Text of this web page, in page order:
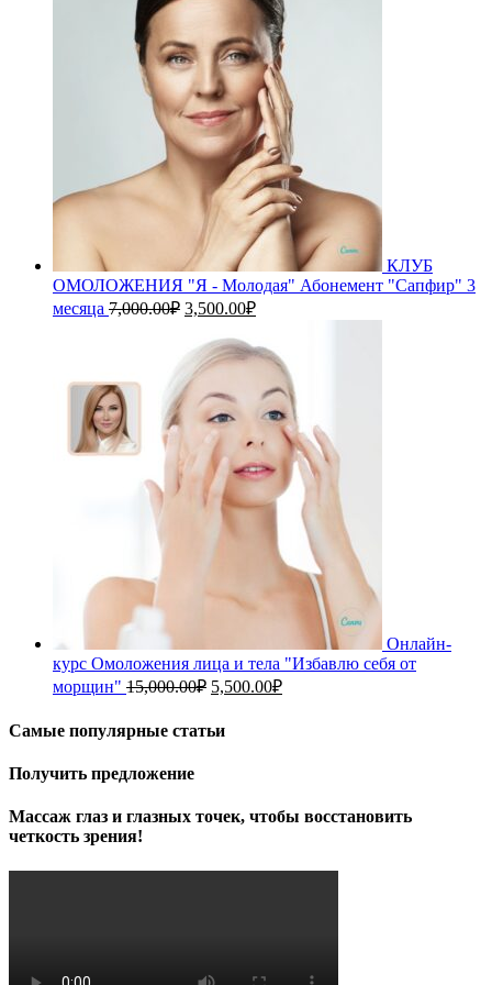
КЛУБ
ОМОЛОЖЕНИЯ "Я - Молодая" Абонемент "Сапфир" 3
месяца 7,000.00₽ Первоначальная
составляла
7,000.00₽.
3,500.00₽Текущая
3,500.00₽.
Онлайн-
курс Омоложения лица и тела "Избавлю себя от
морщин" 15,000.00₽ Первоначальная
5,500.00₽Текущая
Самые популярные статьи
Получить предложение
Массаж глаз и глазных точек, чтобы восстановить
четкость зрения!